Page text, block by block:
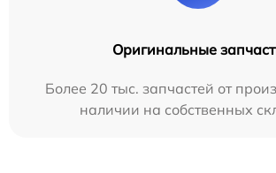
Оригинальные
Более 20 тыс. запчастей от
наличии на собственных